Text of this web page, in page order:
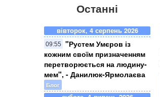
Останні
вівторок, 4 серпень 2026
09:55
"Рустем Умєров із
кожним своїм призначенням
перетворюється на людину-
мем", - Данилюк-Ярмолаєва
Блог